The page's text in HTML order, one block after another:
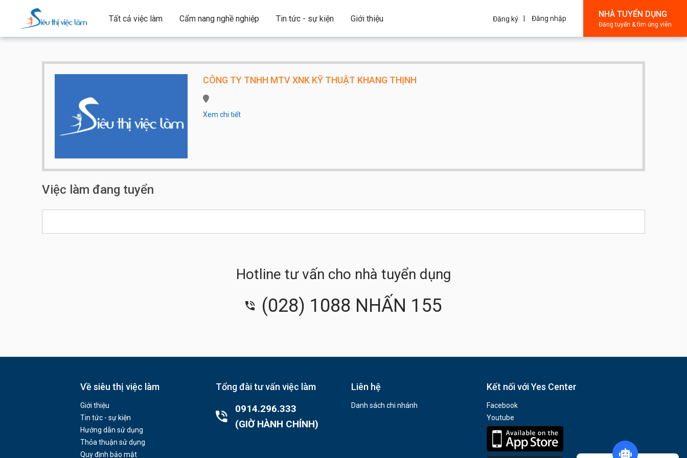
Tất cả việc làm Cẩm nang nghề nghiệp Tin tức - sự kiện Giới thiệu Đăng ký Đăng nhập NHÀ TUYỂN DỤNG
Đăng tuyển & tìm ứng viên
CÔNG TY TNHH MTV XNK KỸ THUẬT KHANG THỊNH
Qui mô công ty:
Xem chi tiết
Việc làm đang tuyển
Hotline tư vấn cho nhà tuyển dụng
(028) 1088 NHẤN 155
Về siêu thị việc làm
Giới thiệu
Tin tức - sự kiện
Hướng dẫn sử dụng
Thỏa thuận sử dụng
Quy định bảo mật
Tổng đài tư vấn việc làm
0914.296.333
(GIỜ HÀNH CHÍNH)
Liên hệ
Danh sách chi nhánh
Kết nối với Yes Center
Facebook
Youtube